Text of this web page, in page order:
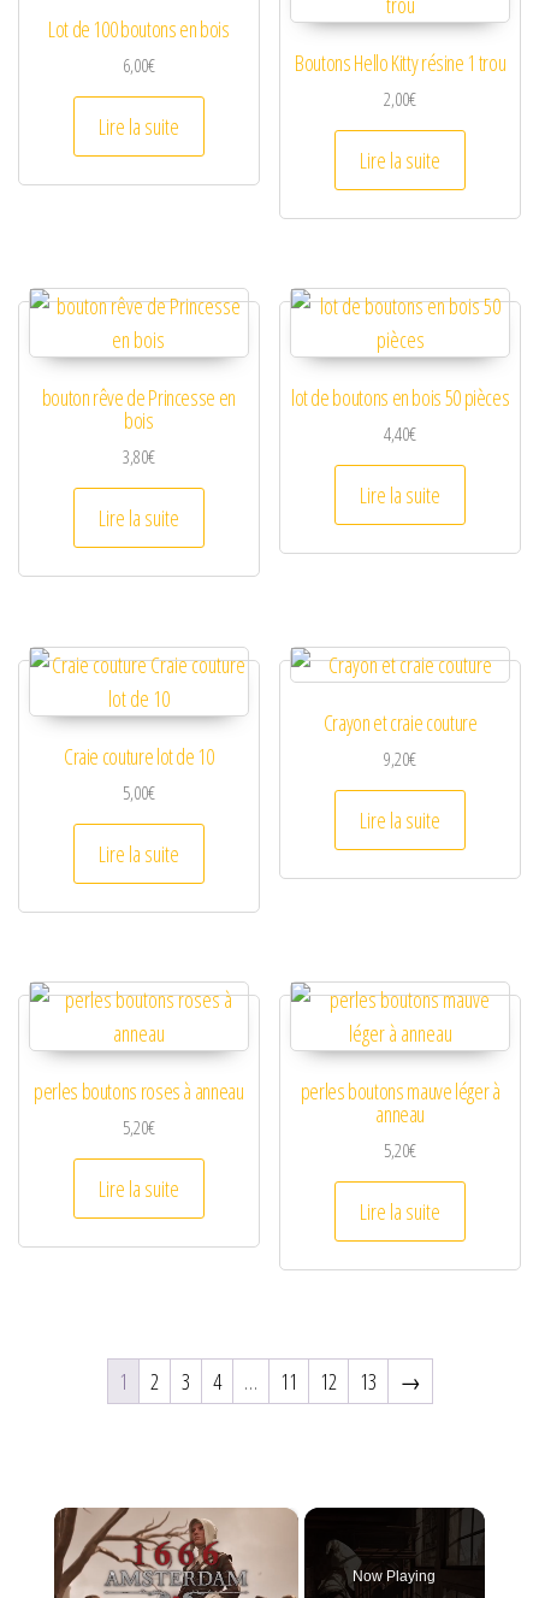
Lot de 100 boutons en bois
6,00€
Lire la suite
Boutons Hello Kitty résine 1 trou
2,00€
Lire la suite
bouton rêve de Princesse en
bois
3,80€
Lire la suite
lot de boutons en bois 50 pièces
4,40€
Lire la suite
Craie couture lot de 10
5,00€
Lire la suite
Crayon et craie couture
9,20€
Lire la suite
perles boutons roses à anneau
5,20€
Lire la suite
perles boutons mauve léger à
anneau
5,20€
Lire la suite
1 2 3 4 … 11 12 13 →
×
Now Playing